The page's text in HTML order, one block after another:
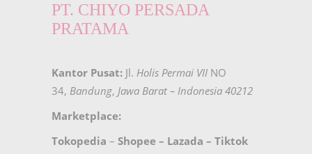
PT. CHIYO PERSADA
PRATAMA
Kantor Pusat: Jl. Holis Permai VII NO
34, Bandung, Jawa Barat – Indonesia 40212
Marketplace:
Tokopedia – Shopee – Lazada – Tiktok